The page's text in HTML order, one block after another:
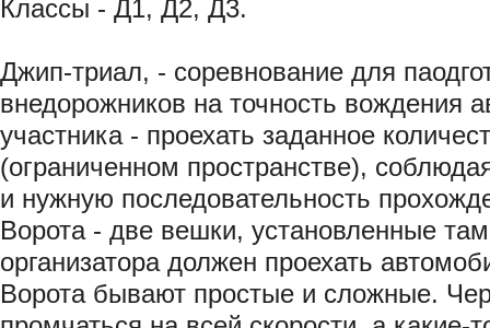
Классы - Д1, Д2, Д3.
Джип-триал, - соревнование для
внедорожников на точность вождения
участника - проехать заданное
(ограниченном пространстве),
и нужную последовательность
Ворота - две вешки, установленные
организатора должен проехать
Ворота бывают простые и сложные.